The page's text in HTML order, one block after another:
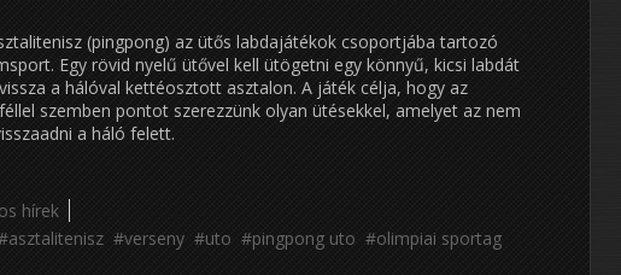
(pingpong) az ütős labdajátékok csoportjába tartozó
Egy rövid nyelű ütővel kell ütögetni egy könnyű, kicsi labdát
a hálóval kettéosztott asztalon. A játék célja, hogy az
szemben pontot szerezzünk olyan ütésekkel, amelyet az nem
a háló felett.
hírek
asztalitenisz verseny uto pingpong uto
olimpiai sportag